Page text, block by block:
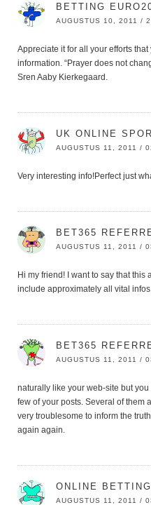
BETTING
AUGUSTUS 10, 2011 /
Appreciate it for all your efforts
information. “Prayer does not
Sren Aaby Kierkegaard.
UK ONLINE
AUGUSTUS 11, 2011 /
Very interesting info!Perfect just
BET365
AUGUSTUS 11, 2011 /
Hi my friend! I want to say that
include approximately all vital
BET365
AUGUSTUS 11, 2011 /
naturally like your web-site but
few of your posts. Several of them
very troublesome to inform the
again again.
ONLINE
AUGUSTUS 11, 2011 /